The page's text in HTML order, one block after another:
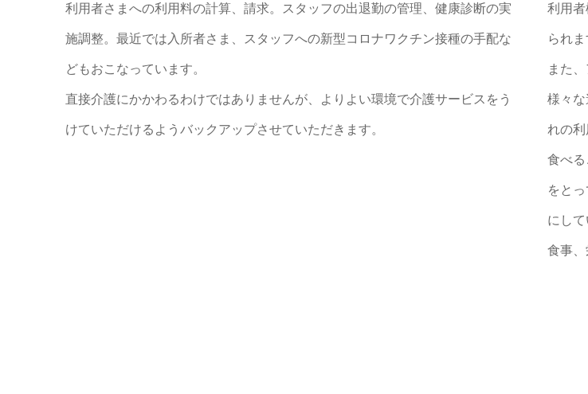
利用者さまへの利用料の計算、請求。スタッフの出退勤の管理、健康診断の実
施調整。最近では入所者さま、スタッフへの新型コロナワクチン接種の手配な
どもおこなっています。
直接介護にかかわるわけではありませんが、よりよい環境で介護サービスをう
けていただけるようバックアップさせていただきます。
利用
られま
また
様々
れの
食べ
をと
にして
食事、